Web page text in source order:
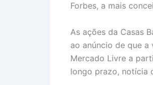
Forbes, a mais
As ações da Casas
ao anúncio de que
Mercado Livre a
longo prazo, notícia